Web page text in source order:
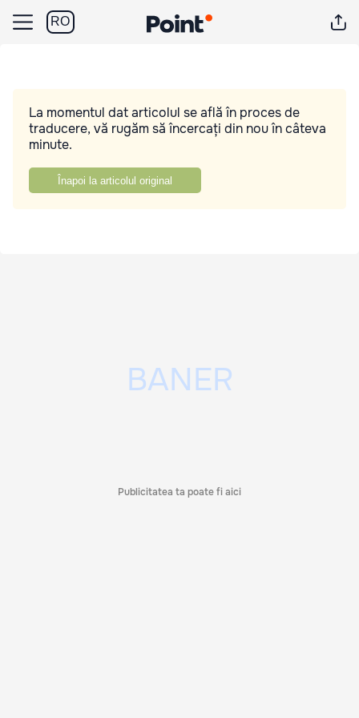
RO
La momentul dat articolul se află în proces de
traducere, vă rugăm să încercați din nou în câteva
minute.
Înapoi la articolul original
Publicitatea ta poate fi aici